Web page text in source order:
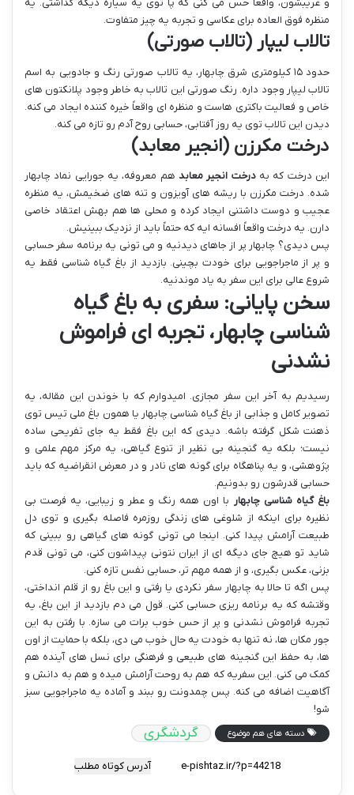
و غریبشون، واقعاً حس می کنی که پا توی یه سیاره دیگه گذاشتی. یه
منظره فوق العاده برای عکاسی و تجربه یه چیز متفاوت.
تالاب لیپار (تالاب صورتی)
حدود ۱۵ کیلومتری شرق چابهار، یه تالاب صورتی رنگ و جادویی به اسم
تالاب لیپار وجود داره. رنگ صورتی این تالاب به خاطر وجود پلانکتون های
خاص و فعالیت باکتری هاست و منظره ای واقعاً خیره کننده ایجاد می کنه.
دیدن این تالاب توی یه روز آفتابی، حسابی روح آدم رو تازه می کنه.
درخت مکرزن (انجیر معابد)
این درخت که بهدرخت انجیر معابد هم معروفه، یه جورایی نماد چابهار
شده. درخت مکرزن با ریشه های آویزون و تنه های ضخیمش، یه منظره
عجیب و دوست داشتنی ایجاد کرده و محلی ها هم بهش اعتقاد خاصی
دارن. یه درخت واقعاً افسانه ایه که حتماً باید از نزدیک ببینیش.
پس دیدی؟ چابهار پر از جاهای دیدنیه و می تونی یه برنامه سفر حسابی
و پر از ماجراجویی برای خودت بچینی. بازدید از باغ گیاه شناسی فقط یه
شروع عالی برای این سفر به یاد موندنیه.
سخن پایانی: سفری به باغ گیاه
شناسی چابهار، تجربه ای فراموش
نشدنی
رسیدیم به آخر این سفر مجازی. امیدوارم که با خوندن این مقاله، یه
تصویر کامل و جذابی از باغ گیاه شناسی چابهار یا همون باغ ملی تیس توی
ذهنت شکل گرفته باشه. دیدی که این باغ فقط یه جای تفریحی ساده
نیست؛ بلکه یه گنجینه بی نظیر از تنوع گیاهی، یه مرکز مهم علمی و
پژوهشی، و یه پناهگاه برای گونه های نادر و در معرض انقراضیه که باید
حسابی قدرشون رو بدونیم.
باغ گیاه شناسی چابهار با اون همه رنگ و عطر و زیبایی، یه فرصت بی
نظیره برای اینکه از شلوغی های زندگی روزمره فاصله بگیری و توی دل
طبیعت آرامش پیدا کنی. اینجا می تونی گونه های گیاهی رو ببینی که
شاید تو هیچ جای دیگه ای از ایران نتونی پیداشون کنی، می تونی قدم
بزنی، عکس بگیری، و از همه مهم تر، حسابی نفس تازه کنی.
پس اگه تا حالا به چابهار سفر نکردی یا رفتی و این باغ رو از قلم انداختی،
وقتشه که یه برنامه ریزی حسابی کنی. قول می دم بازدید از این باغ، یه
تجربه فراموش نشدنی و پر از حس خوب برات می سازه. با رفتن به این
جور مکان ها، نه تنها به خودت یه حال خوب می دی، بلکه با حمایت از اون
ها، به حفظ این گنجینه های طبیعی و فرهنگی برای نسل های آینده هم
کمک می کنی. این سفریه که هم به روحت آرامش میده و هم به دانش و
آگاهیت اضافه می کنه. پس چمدونت رو ببند و آماده یه ماجراجویی سبز
شو!
دسته های هم موضوع گردشگری
آدرس کوتاه مطلب